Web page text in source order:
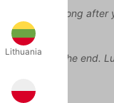
long
hugging at the end.
Lithuania